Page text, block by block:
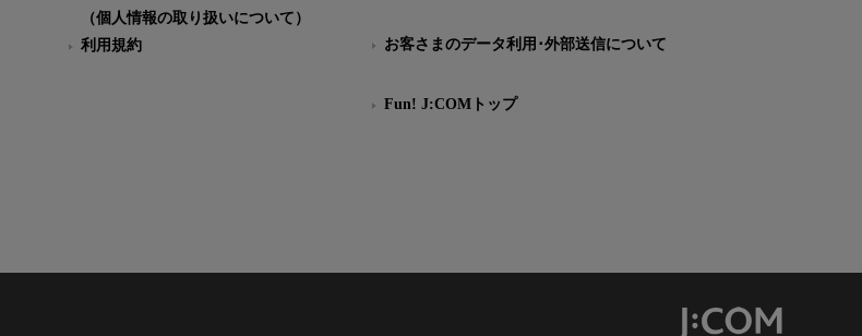
（個人情報の取り扱いについて）
利用規約
お客さまのデータ利用･外部送信について
Fun! J:COMトップ